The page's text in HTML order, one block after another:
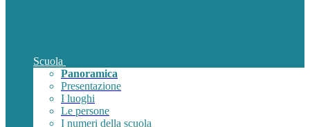
Scuola
Panoramica
Presentazione
I luoghi
Le persone
I numeri della scuola